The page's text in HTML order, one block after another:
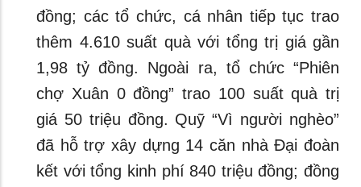
đồng; các tổ chức, cá nhân tiếp tục trao
thêm 4.610 suất quà với tổng trị giá gần
1,98 tỷ đồng. Ngoài ra, tổ chức “Phiên
chợ Xuân 0 đồng” trao 100 suất quà trị
giá 50 triệu đồng. Quỹ “Vì người nghèo”
đã hỗ trợ xây dựng 14 căn nhà Đại đoàn
kết với tổng kinh phí 840 triệu đồng; đồng